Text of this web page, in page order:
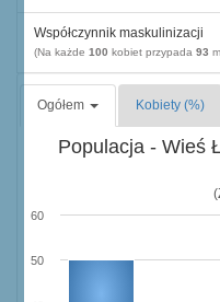
Współczynnik maskulinizacji
(Na każde 100 kobiet przypada 93
Ogółem Kobiety (%)
Populacja - Wieś
50
60